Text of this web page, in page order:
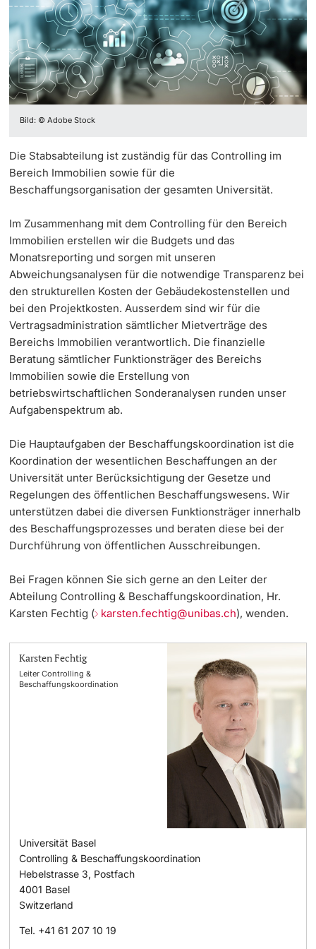
Doktorierende
Fördernde & Alumni
weitere Informationen
Dozierende
Weiterbildung
Universität
Informationstechnologie (IVIT)
Vizerektorat Forschung
Vizerektorat Lehre
Vizerektorat People & Culture
Direktion Infrastruktur & Betrieb
IT-Services
IT-Portfoliomanagement
Chief Information Security Officer
Bauprojektmanagement
Tierbetriebe
Sicherheit & Gesundheit
Direktion Finanzen
Innovation
Fakultäten & Departemente
Netzwerke & Partnerschaften
Jobs & Karriere
Rechtserlasse
Fundraising
Merchandise
KI-Initiative
Notfall & Beratung
Kontakt & Anfahrt
Bild: © Adobe Stock
Die Stabsabteilung ist zuständig für das Controlling im
Bereich Immobilien sowie für die
Beschaffungsorganisation der gesamten Universität.
Im Zusammenhang mit dem Controlling für den Bereich
Immobilien erstellen wir die Budgets und das
Monatsreporting und sorgen mit unseren
Abweichungsanalysen für die notwendige Transparenz bei
den strukturellen Kosten der Gebäudekostenstellen und
bei den Projektkosten. Ausserdem sind wir für die
Vertragsadministration sämtlicher Mietverträge des
Bereichs Immobilien verantwortlich. Die finanzielle
Beratung sämtlicher Funktionsträger des Bereichs
Immobilien sowie die Erstellung von
betriebswirtschaftlichen Sonderanalysen runden unser
Aufgabenspektrum ab.
Die Hauptaufgaben der Beschaffungskoordination ist die
Koordination der wesentlichen Beschaffungen an der
Universität unter Berücksichtigung der Gesetze und
Regelungen des öffentlichen Beschaffungswesens. Wir
unterstützen dabei die diversen Funktionsträger innerhalb
des Beschaffungsprozesses und beraten diese bei der
Durchführung von öffentlichen Ausschreibungen.
Bei Fragen können Sie sich gerne an den Leiter der
Abteilung Controlling & Beschaffungskoordination, Hr.
Karsten Fechtig ( karsten.fechtig@unibas.ch), wenden.
Karsten Fechtig
Leiter Controlling &
Beschaffungskoordination
Universität Basel
Controlling & Beschaffungskoordination
Hebelstrasse 3, Postfach
4001 Basel
Switzerland
Tel. +41 61 207 10 19